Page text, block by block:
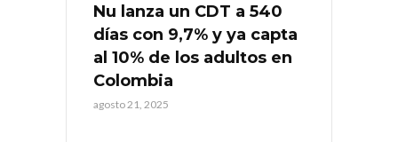
Nu lanza un CDT a 540
días con 9,7% y ya capta
al 10% de los adultos en
Colombia
agosto 21, 2025